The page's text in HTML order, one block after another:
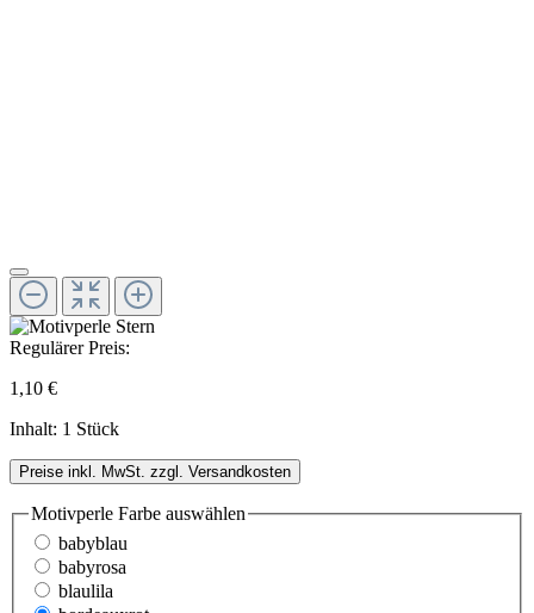
Regulärer Preis:
1,10 €
Inhalt: 1 Stück
Preise inkl. MwSt. zzgl. Versandkosten
Motivperle Farbe auswählen
babyblau
babyrosa
blaulila